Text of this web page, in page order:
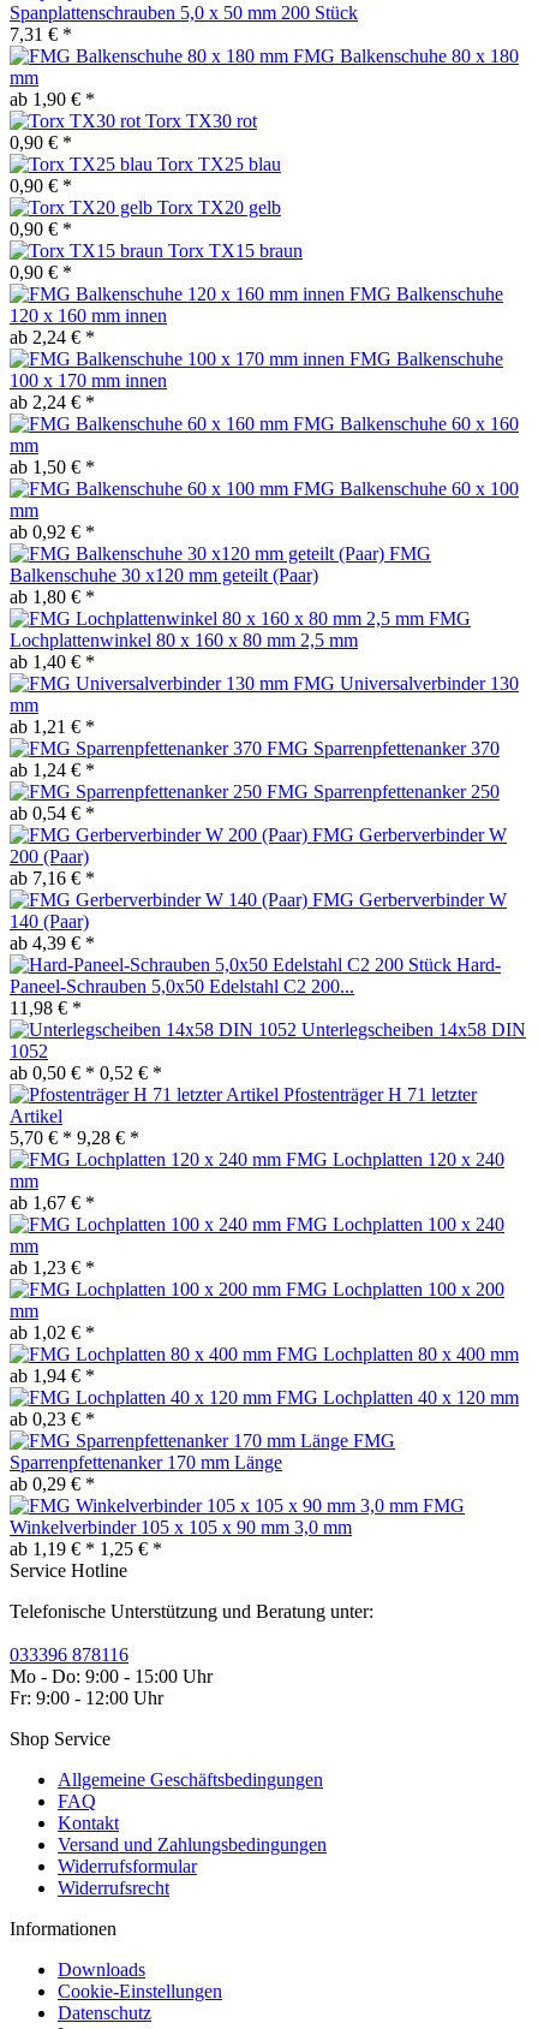
Spanplattenschrauben 5,0 x 50 mm 200 Stück
7,31 € *
FMG Balkenschuhe 80 x 180
mm
ab 1,90 € *
Torx TX30 rot
0,90 € *
Torx TX25 blau
0,90 € *
Torx TX20 gelb
0,90 € *
Torx TX15 braun
0,90 € *
FMG Balkenschuhe
120 x 160 mm innen
ab 2,24 € *
FMG Balkenschuhe
100 x 170 mm innen
ab 2,24 € *
FMG Balkenschuhe 60 x 160
mm
ab 1,50 € *
FMG Balkenschuhe 60 x 100
mm
ab 0,92 € *
FMG
Balkenschuhe 30 x120 mm geteilt (Paar)
ab 1,80 € *
FMG
Lochplattenwinkel 80 x 160 x 80 mm 2,5 mm
ab 1,40 € *
FMG Universalverbinder 130
mm
ab 1,21 € *
FMG Sparrenpfettenanker 370
ab 1,24 € *
FMG Sparrenpfettenanker 250
ab 0,54 € *
FMG Gerberverbinder W
200 (Paar)
ab 7,16 € *
FMG Gerberverbinder W
140 (Paar)
ab 4,39 € *
Hard-
Paneel-Schrauben 5,0x50 Edelstahl C2 200...
11,98 € *
Unterlegscheiben 14x58 DIN
1052
ab 0,50 € * 0,52 € *
Pfostenträger H 71 letzter
Artikel
5,70 € * 9,28 € *
FMG Lochplatten 120 x 240
mm
ab 1,67 € *
FMG Lochplatten 100 x 240
mm
ab 1,23 € *
FMG Lochplatten 100 x 200
mm
ab 1,02 € *
FMG Lochplatten 80 x 400 mm
ab 1,94 € *
FMG Lochplatten 40 x 120 mm
ab 0,23 € *
FMG
Sparrenpfettenanker 170 mm Länge
ab 0,29 € *
FMG
Winkelverbinder 105 x 105 x 90 mm 3,0 mm
ab 1,19 € * 1,25 € *
Service Hotline
Telefonische Unterstützung und Beratung unter:
033396 878116
Mo - Do: 9:00 - 15:00 Uhr
Fr: 9:00 - 12:00 Uhr
Shop Service
Allgemeine Geschäftsbedingungen
FAQ
Kontakt
Versand und Zahlungsbedingungen
Widerrufsformular
Widerrufsrecht
Informationen
Downloads
Cookie-Einstellungen
Datenschutz